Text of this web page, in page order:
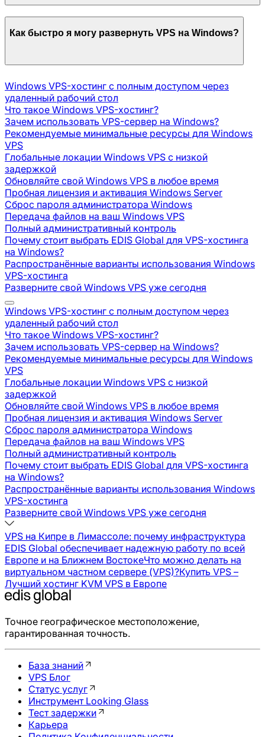
Как быстро я могу развернуть VPS на Windows?
Windows VPS-хостинг с полным доступом через
удаленный рабочий стол
Что такое Windows VPS-хостинг?
Зачем использовать VPS-сервер на Windows?
Рекомендуемые минимальные ресурсы для Windows
VPS
Глобальные локации Windows VPS с низкой
задержкой
Обновляйте свой Windows VPS в любое время
Пробная лицензия и активация Windows Server
Сброс пароля администратора Windows
Передача файлов на ваш Windows VPS
Полный административный контроль
Почему стоит выбрать EDIS Global для VPS-хостинга
на Windows?
Распространённые варианты использования Windows
VPS-хостинга
Разверните свой Windows VPS уже сегодня
Windows VPS-хостинг с полным доступом через
удаленный рабочий стол
Что такое Windows VPS-хостинг?
Зачем использовать VPS-сервер на Windows?
Рекомендуемые минимальные ресурсы для Windows
VPS
Глобальные локации Windows VPS с низкой
задержкой
Обновляйте свой Windows VPS в любое время
Пробная лицензия и активация Windows Server
Сброс пароля администратора Windows
Передача файлов на ваш Windows VPS
Полный административный контроль
Почему стоит выбрать EDIS Global для VPS-хостинга
на Windows?
Распространённые варианты использования Windows
VPS-хостинга
Разверните свой Windows VPS уже сегодня
VPS на Кипре в Лимассоле: почему инфраструктура
EDIS Global обеспечивает надежную работу по всей
Европе и на Ближнем ВостокеЧто можно делать на
виртуальном частном сервере (VPS)?Купить VPS –
Лучший хостинг KVM VPS в Европе
Точное географическое местоположение,
гарантированная точность.
База знаний
VPS Блог
Статус услуг
Инструмент Looking Glass
Тест задержки
Карьера